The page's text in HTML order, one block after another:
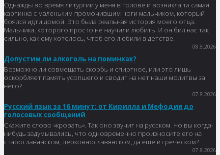
Однажды во время литургии у меня в голове и возникла та самая
картинка с маленьким промочившим ноги мальчиком, который
боялся идти домой. Это была реальная история моего отца.
Мальчика, которого просто не научили любить. И он бил нас так
сильно, как ему хотелось, чтоб его любили в детстве.
08.8.2026
Допустим ли алкоголь на поминках?
Возможно ли совмещать скорбь и спиртное, или это лишь
оскорбляет память усопшего и сводит на нет наши молитвы за
него?
07.8.2026
Русский язык за 16 минут: от Кирилла и Мефодия до
голосовых сообщений
Скажите слово «кровать». Так оно звучит на русском. Но вы когда-
нибудь задумывались, что одновременно произносите его на
старославянском, церковнославянском, да еще и греческом?
07.8.2026